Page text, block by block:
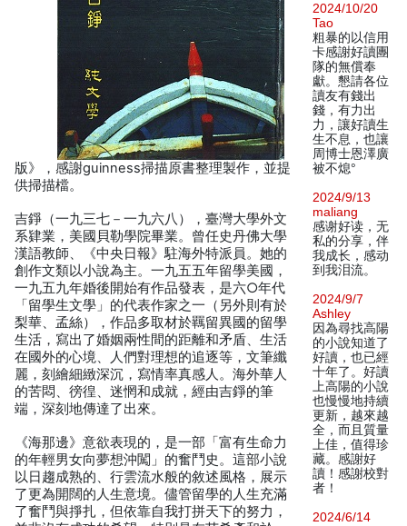
版》，感謝guinness掃描原書整理製作，並提
供掃描檔。
吉錚（一九三七－一九六八），臺灣大學外文
系肄業，美國貝勒學院畢業。曾任史丹佛大學
漢語教師、《中央日報》駐海外特派員。她的
創作文類以小說為主。一九五五年留學美國，
一九五九年婚後開始有作品發表，是六○年代
「留學生文學」的代表作家之一（另外則有於
梨華、孟絲），作品多取材於羈留異國的留學
生活，寫出了婚姻兩性間的距離和矛盾、生活
在國外的心境、人們對理想的追逐等，文筆纖
麗，刻繪細緻深沉，寫情率真感人。海外華人
的苦悶、徬徨、迷惘和成就，經由吉錚的筆
端，深刻地傳達了出來。
《海那邊》意欲表現的，是一部「富有生命力
的年輕男女向夢想沖闖」的奮鬥史。這部小說
以日趨成熟的、行雲流水般的敘述風格，展示
了更為開闊的人生意境。儘管留學的人生充滿
了奮鬥與掙扎，但依靠自我打拼天下的努力，
2024/10/20
Tao
粗暴的以信用
卡感謝好讀團
隊的無償奉
獻。懇請各位
讀友有錢出
錢，有力出
力，讓好讀生
生不息，也讓
周博士恩澤廣
被不熄°
2024/9/13
maliang
感谢好读，无
私的分享，伴
我成长，感动
到我泪流。
2024/9/7
Ashley
因為尋找高陽
的小說知道了
好讀，也已經
十年了。好讀
上高陽的小說
也慢慢地持續
更新，越來越
全，而且質量
上佳，值得珍
藏。感謝好
讀！感謝校對
者！
2024/6/14